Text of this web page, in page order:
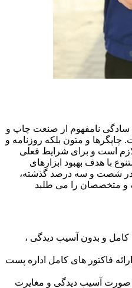
سادگی نامفهوم از صنعت چاپ و
چاپگرها و متون بلکه روزنامه و
است و برای شرایط فعلی
با هدف بهبود ابزارهای
در شصت و سه درصد گذشته،
و متخصصان را می طلبد
و بدون آسیب دیدگی ،
فاکتور های کامل اداره پست
آسیب دیدگی و مغایرت